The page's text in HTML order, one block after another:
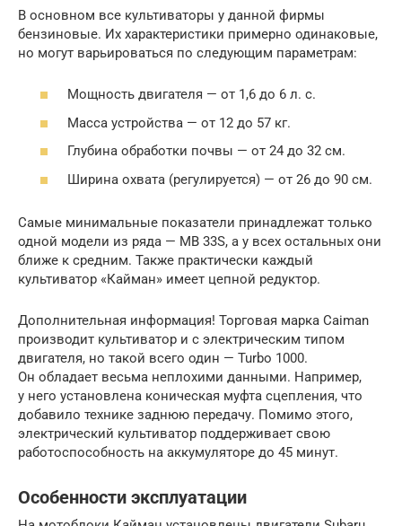
В основном все культиваторы у данной фирмы
бензиновые. Их характеристики примерно одинаковые,
но могут варьироваться по следующим параметрам:
Мощность двигателя — от 1,6 до 6 л. с.
Масса устройства — от 12 до 57 кг.
Глубина обработки почвы — от 24 до 32 см.
Ширина охвата (регулируется) — от 26 до 90 см.
Самые минимальные показатели принадлежат только
одной модели из ряда — MB 33S, а у всех остальных они
ближе к средним. Также практически каждый
культиватор «Кайман» имеет цепной редуктор.
Дополнительная информация! Торговая марка Caiman
производит культиватор и с электрическим типом
двигателя, но такой всего один — Turbo 1000.
Он обладает весьма неплохими данными. Например,
у него установлена коническая муфта сцепления, что
добавило технике заднюю передачу. Помимо этого,
электрический культиватор поддерживает свою
работоспособность на аккумуляторе до 45 минут.
Особенности эксплуатации